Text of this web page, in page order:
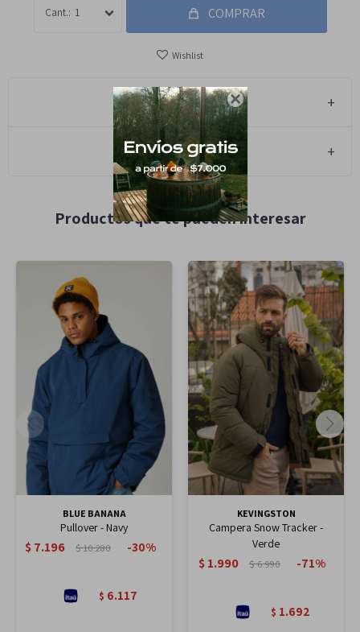

1 COMPRAR
Métodos y costos de envío
Cambios y Devoluciones
Productos que te pueden interesar
BLUE BANANA
Pullover - Navy
$ 7.196 $10.280 30
$ 6.117
KEVINGSTON
Campera Snow Tracker -
Verde
$1.990 $6.990 71
$ 1.692